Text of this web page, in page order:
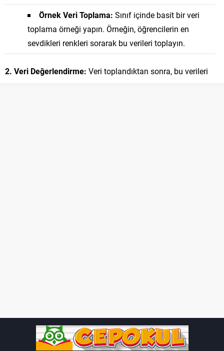
Örnek Veri Toplama: Sınıf içinde basit bir veri
toplama örneği yapın. Örneğin, öğrencilerin en
sevdikleri renkleri sorarak bu verileri toplayın.
2. Veri Değerlendirme: Veri toplandıktan sonra, bu verileri
3. Örnek Uygulamalar:Öğrencilere veri toplama ve
değerlendirme becerilerini geliştirmeleri için çeşitli örnekler